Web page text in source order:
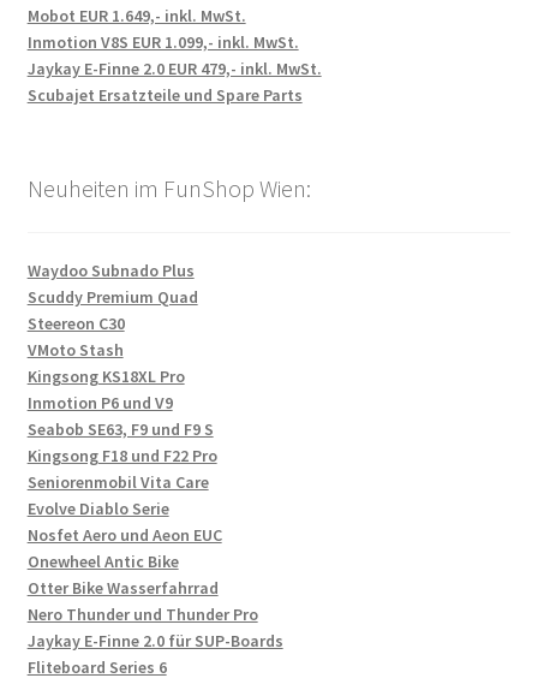
Mobot EUR 1.649,- inkl. MwSt.
Inmotion V8S EUR 1.099,- inkl. MwSt.
Jaykay E-Finne 2.0 EUR 479,- inkl. MwSt.
Scubajet Ersatzteile und Spare Parts
Neuheiten im FunShop Wien:
Waydoo Subnado Plus
Scuddy Premium Quad
Steereon C30
VMoto Stash
Kingsong KS18XL Pro
Inmotion P6 und V9
Seabob SE63, F9 und F9 S
Kingsong F18 und F22 Pro
Seniorenmobil Vita Care
Evolve Diablo Serie
Nosfet Aero und Aeon EUC
Onewheel Antic Bike
Otter Bike Wasserfahrrad
Nero Thunder und Thunder Pro
Jaykay E-Finne 2.0 für SUP-Boards
Fliteboard Series 6